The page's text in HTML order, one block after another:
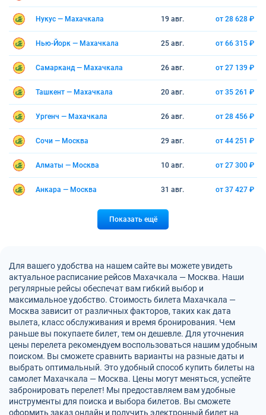
Нукус — Махачкала 19 авг. от 28 628 ₽
Нью-Йорк — Махачкала 25 авг. от 66 315 ₽
Самарканд — Махачкала 26 авг. от 27 139 ₽
Ташкент — Махачкала 20 авг. от 35 261 ₽
Ургенч — Махачкала 26 авг. от 28 456 ₽
Сочи — Москва 29 авг. от 44 251 ₽
Алматы — Москва 10 авг. от 27 300 ₽
Анкара — Москва 31 авг. от 37 427 ₽
Показать ещё
Для вашего удобства на нашем сайте вы можете увидеть
актуальное расписание рейсов Махачкала — Москва. Наши
регулярные рейсы обеспечат вам гибкий выбор и
максимальное удобство. Стоимость билета Махачкала —
Москва зависит от различных факторов, таких как дата
вылета, класс обслуживания и время бронирования. Чем
раньше вы покупаете билет, тем он дешевле. Для уточнения
цены перелета рекомендуем воспользоваться нашим удобным
поиском. Вы сможете сравнить варианты на разные даты и
выбрать оптимальный. Это удобный способ купить билеты на
самолет Махачкала — Москва. Цены могут меняться, успейте
забронировать перелет! Мы предоставляем вам удобные
инструменты для поиска и выбора билетов. Вы сможете
оформить заказ онлайн и получить электронный билет на